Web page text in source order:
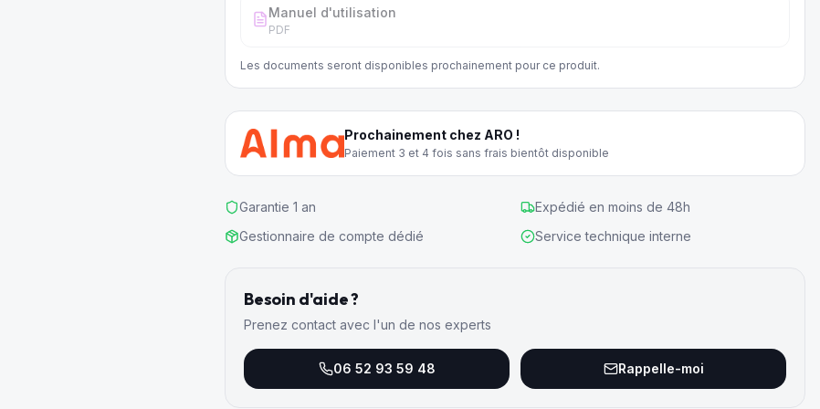
Manuel d'utilisation
PDF
Les documents seront disponibles prochainement pour ce produit.
Prochainement chez ARO !
Paiement 3 et 4 fois sans frais bientôt disponible
Garantie 1 an
Expédié en moins de 48h
Gestionnaire de compte dédié
Service technique interne
Besoin d'aide ?
Prenez contact avec l'un de nos experts
06 52 93 59 48 Rappelle-moi